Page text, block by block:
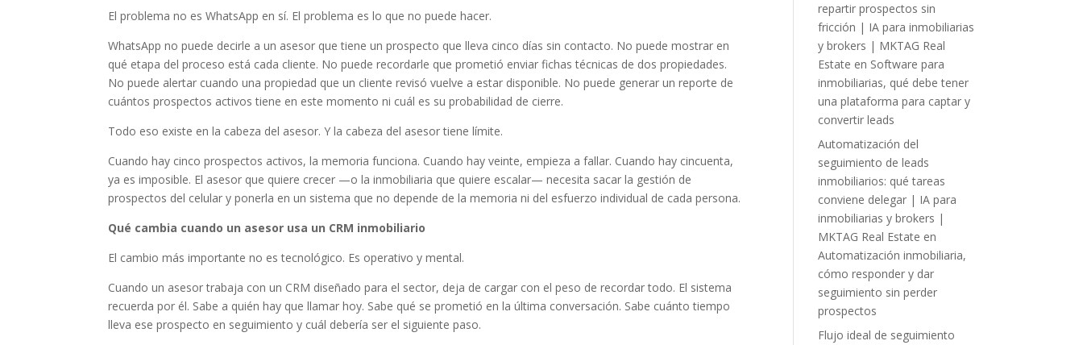
El problema no es WhatsApp en sí. El problema es lo que no puede hacer.
WhatsApp no puede decirle a un asesor que tiene un prospecto que lleva cinco días sin contacto. No puede mostrar en
qué etapa del proceso está cada cliente. No puede recordarle que prometió enviar fichas técnicas de dos propiedades.
No puede alertar cuando una propiedad que un cliente revisó vuelve a estar disponible. No puede generar un reporte de
cuántos prospectos activos tiene en este momento ni cuál es su probabilidad de cierre.
Todo eso existe en la cabeza del asesor. Y la cabeza del asesor tiene límite.
Cuando hay cinco prospectos activos, la memoria funciona. Cuando hay veinte, empieza a fallar. Cuando hay cincuenta,
ya es imposible. El asesor que quiere crecer —o la inmobiliaria que quiere escalar— necesita sacar la gestión de
prospectos del celular y ponerla en un sistema que no depende de la memoria ni del esfuerzo individual de cada persona.
Qué cambia cuando un asesor usa un CRM inmobiliario
El cambio más importante no es tecnológico. Es operativo y mental.
Cuando un asesor trabaja con un CRM diseñado para el sector, deja de cargar con el peso de recordar todo. El sistema
recuerda por él. Sabe a quién hay que llamar hoy. Sabe qué se prometió en la última conversación. Sabe cuánto tiempo
lleva ese prospecto en seguimiento y cuál debería ser el siguiente paso.
repartir prospectos sin
fricción | IA para inmobiliarias
y brokers | MKTAG Real
Estate en Software para
inmobiliarias, qué debe tener
una plataforma para captar y
convertir leads
Automatización del
seguimiento de leads
inmobiliarios: qué tareas
conviene delegar | IA para
inmobiliarias y brokers |
MKTAG Real Estate en
Automatización inmobiliaria,
cómo responder y dar
seguimiento sin perder
prospectos
Flujo ideal de seguimiento